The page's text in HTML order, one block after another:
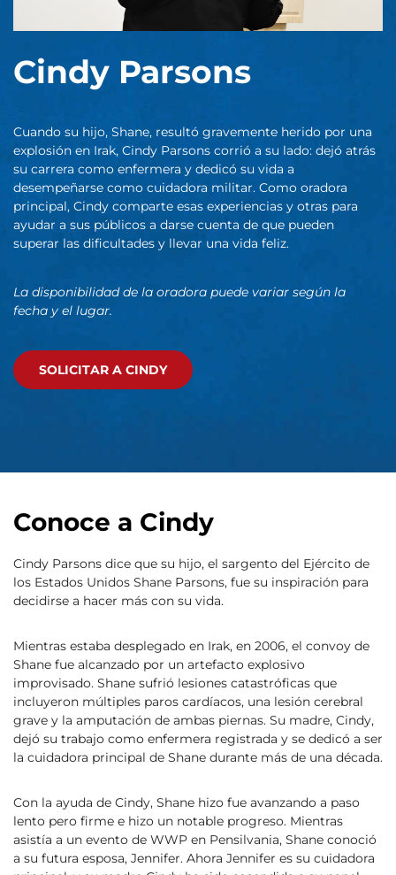
Cindy Parsons
Cuando su hijo, Shane, resultó gravemente herido por una
explosión en Irak, Cindy Parsons corrió a su lado: dejó atrás
su carrera como enfermera y dedicó su vida a
desempeñarse como cuidadora militar. Como oradora
principal, Cindy comparte esas experiencias y otras para
ayudar a sus públicos a darse cuenta de que pueden
superar las dificultades y llevar una vida feliz.
La disponibilidad de la oradora puede variar según la
fecha y el lugar.
SOLICITAR A CINDY
Conoce a Cindy
Cindy Parsons dice que su hijo, el sargento del Ejército de
los Estados Unidos Shane Parsons, fue su inspiración para
decidirse a hacer más con su vida.
Mientras estaba desplegado en Irak, en 2006, el convoy de
Shane fue alcanzado por un artefacto explosivo
improvisado. Shane sufrió lesiones catastróficas que
incluyeron múltiples paros cardíacos, una lesión cerebral
grave y la amputación de ambas piernas. Su madre, Cindy,
dejó su trabajo como enfermera registrada y se dedicó a ser
la cuidadora principal de Shane durante más de una década.
Con la ayuda de Cindy, Shane hizo fue avanzando a paso
lento pero firme e hizo un notable progreso. Mientras
asistía a un evento de WWP en Pensilvania, Shane conoció
a su futura esposa, Jennifer. Ahora Jennifer es su cuidadora